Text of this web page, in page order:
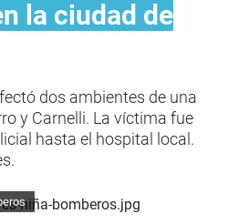
la ciudad de
dos ambientes de una
y Carnelli. La víctima fue
hasta el hospital local.